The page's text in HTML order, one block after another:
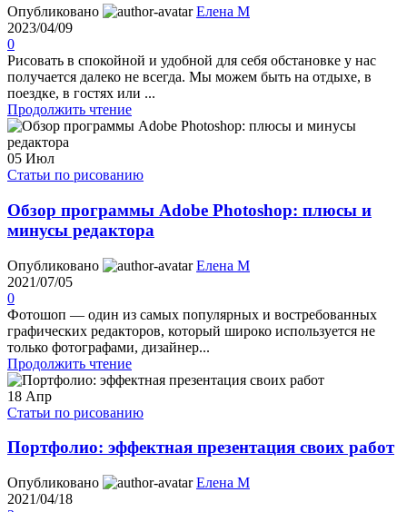
Опубликовано
Елена М
2023/04/09
0
Рисовать в спокойной и удобной для себя обстановке у нас
получается далеко не всегда. Мы можем быть на отдыхе, в
поездке, в гостях или ...
Продолжить чтение
05 Июл
Статьи по рисованию
Обзор программы Adobe Photoshop: плюсы и
минусы редактора
Опубликовано
Елена М
2021/07/05
0
Фотошоп — один из самых популярных и востребованных
графических редакторов, который широко используется не
только фотографами, дизайнер...
Продолжить чтение
18 Апр
Статьи по рисованию
Портфолио: эффектная презентация своих работ
Опубликовано
Елена М
2021/04/18